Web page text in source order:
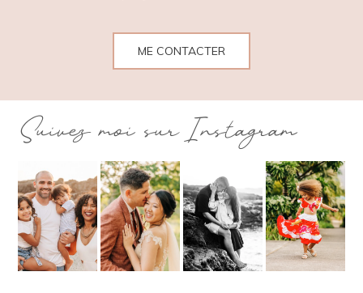
ME CONTACTER
Suivez moi sur Instagram